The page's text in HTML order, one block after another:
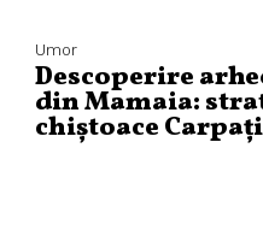
Umor
Descoperire
din Mamaia:
chiștoace